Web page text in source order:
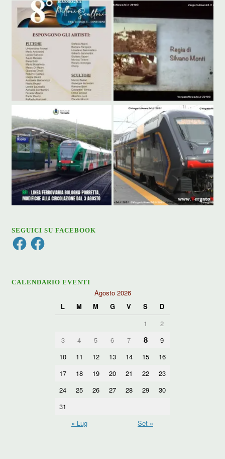
SEGUICI SU FACEBOOK
FacebookFacebook
CALENDARIO EVENTI
Agosto 2026
L
M M G V S
D
1
2
3
4 5 6 7 8
9
10
11 12 13 14 15
16
17
18 19 20 21 22
23
24
25 26 27 28 29
30
31
« Lug
Set »